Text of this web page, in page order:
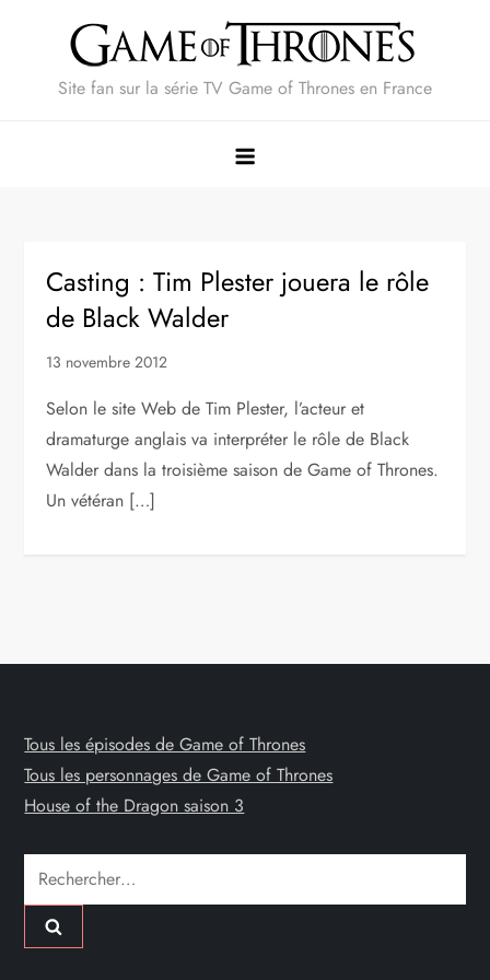
Site fan sur la série TV Game of Thrones en France
Casting : Tim Plester jouera le rôle
de Black Walder
13 novembre 2012
Selon le site Web de Tim Plester, l’acteur et
dramaturge anglais va interpréter le rôle de Black
Walder dans la troisième saison de Game of Thrones.
Un vétéran […]
Tous les épisodes de Game of Thrones
Tous les personnages de Game of Thrones
House of the Dragon saison 3
Rechercher :